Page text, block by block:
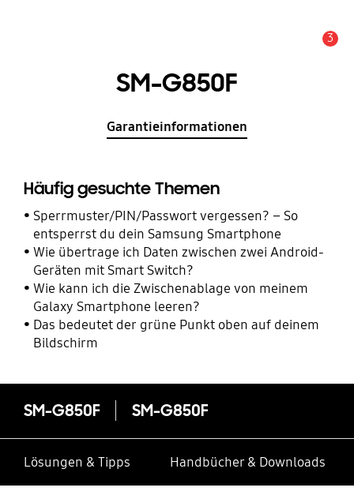
3
SM-G850F
Garantieinformationen
Häufig gesuchte Themen
Sperrmuster/PIN/Passwort vergessen? – So
entsperrst du dein Samsung Smartphone
Wie übertrage ich Daten zwischen zwei Android-
Geräten mit Smart Switch?
Wie kann ich die Zwischenablage von meinem
Galaxy Smartphone leeren?
Das bedeutet der grüne Punkt oben auf deinem
Bildschirm
SM-G850F SM-G850F
Lösungen & Tipps Handbücher & Downloads